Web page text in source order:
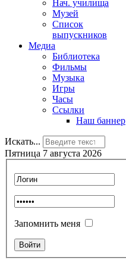
Нач. училища
Музей
Список
выпускников
Медиа
Библиотека
Фильмы
Музыка
Игры
Часы
Ссылки
Наш баннер
Искать...
Пятница 7 августа 2026
Запомнить меня